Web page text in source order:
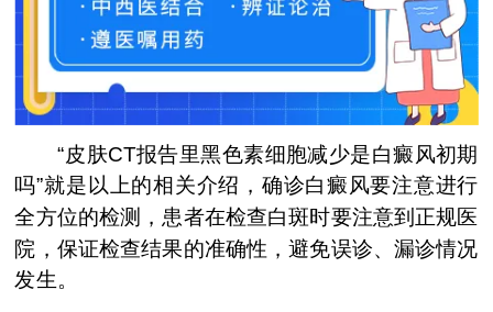
“皮肤CT报告里黑色素细胞减少是白癜风初期
吗”就是以上的相关介绍，确诊白癜风要注意进行
全方位的检测，患者在检查白斑时要注意到正规医
院，保证检查结果的准确性，避免误诊、漏诊情况
发生。